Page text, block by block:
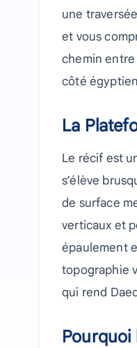
une
et vous
chemin
côté
La
Le récif est
s’élève
de surface
verticaux et
épaulement
topographie
qui rend
Pourquoi